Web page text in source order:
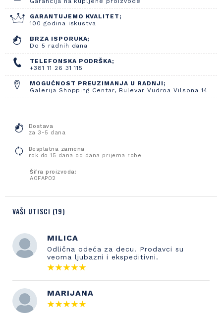
GARANTUJEMO KVALITET;
100 godina iskustva
BRZA ISPORUKA;
Do 5 radnih dana
TELEFONSKA PODRŠKA;
+381 11 26 31 115
MOGUĆNOST PREUZIMANJA U RADNJI;
Galerija Shopping Centar, Bulevar Vudroa Vilsona 14
Dostava
za 3-5 dana
Besplatna zamena
rok do 15 dana od dana prijema robe
Šifra proizvoda:
A0FAP02
VAŠI UTISCI (19)
MILICA
Odlična odeća za decu. Prodavci su
veoma ljubazni i ekspeditivni.
MARIJANA